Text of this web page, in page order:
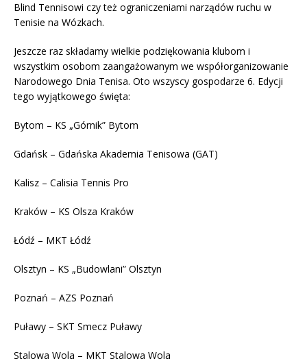
Blind Tennisowi czy też ograniczeniami narządów ruchu w
Tenisie na Wózkach.
Jeszcze raz składamy wielkie podziękowania klubom i
wszystkim osobom zaangażowanym we współorganizowanie
Narodowego Dnia Tenisa. Oto wszyscy gospodarze 6. Edycji
tego wyjątkowego święta:
Bytom – KS „Górnik” Bytom
Gdańsk – Gdańska Akademia Tenisowa (GAT)
Kalisz – Calisia Tennis Pro
Kraków – KS Olsza Kraków
Łódź – MKT Łódź
Olsztyn – KS „Budowlani” Olsztyn
Poznań – AZS Poznań
Puławy – SKT Smecz Puławy
Stalowa Wola – MKT Stalowa Wola